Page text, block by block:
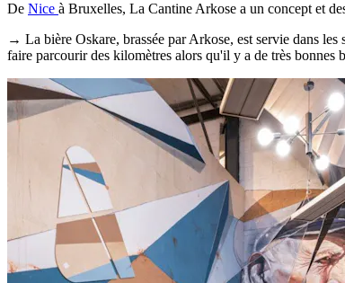
De Nice à Bruxelles, La Cantine Arkose a un concept et
→ La bière Oskare, brassée par Arkose, est servie dans les
faire parcourir des kilomètres alors qu'il y a de très bonnes